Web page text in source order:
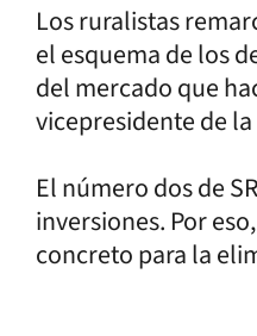
Los ruralistas
el esquema de los
del mercado que
vicepresidente de la
El número dos de
inversiones. Por
concreto para la